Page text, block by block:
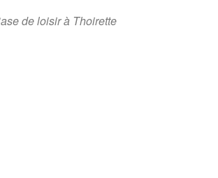
de loisir à Thoirette